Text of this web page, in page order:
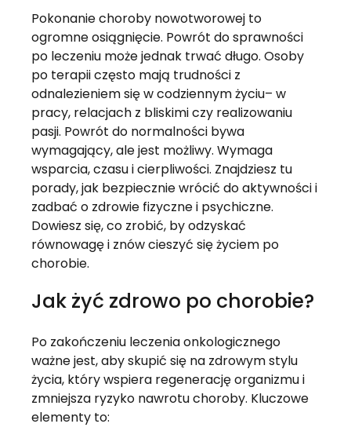
Pokonanie choroby nowotworowej to
ogromne osiągnięcie. Powrót do sprawności
po leczeniu może jednak trwać długo. Osoby
po terapii często mają trudności z
odnalezieniem się w codziennym życiu– w
pracy, relacjach z bliskimi czy realizowaniu
pasji. Powrót do normalności bywa
wymagający, ale jest możliwy. Wymaga
wsparcia, czasu i cierpliwości. Znajdziesz tu
porady, jak bezpiecznie wrócić do aktywności i
zadbać o zdrowie fizyczne i psychiczne.
Dowiesz się, co zrobić, by odzyskać
równowagę i znów cieszyć się życiem po
chorobie.
Jak żyć zdrowo po chorobie?
Po zakończeniu leczenia onkologicznego
ważne jest, aby skupić się na zdrowym stylu
życia, który wspiera regenerację organizmu i
zmniejsza ryzyko nawrotu choroby. Kluczowe
elementy to: